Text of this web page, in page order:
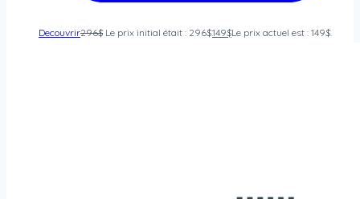
Decouvrir296$ Le prix initial était : 296$.149$Le prix actuel est : 149$.